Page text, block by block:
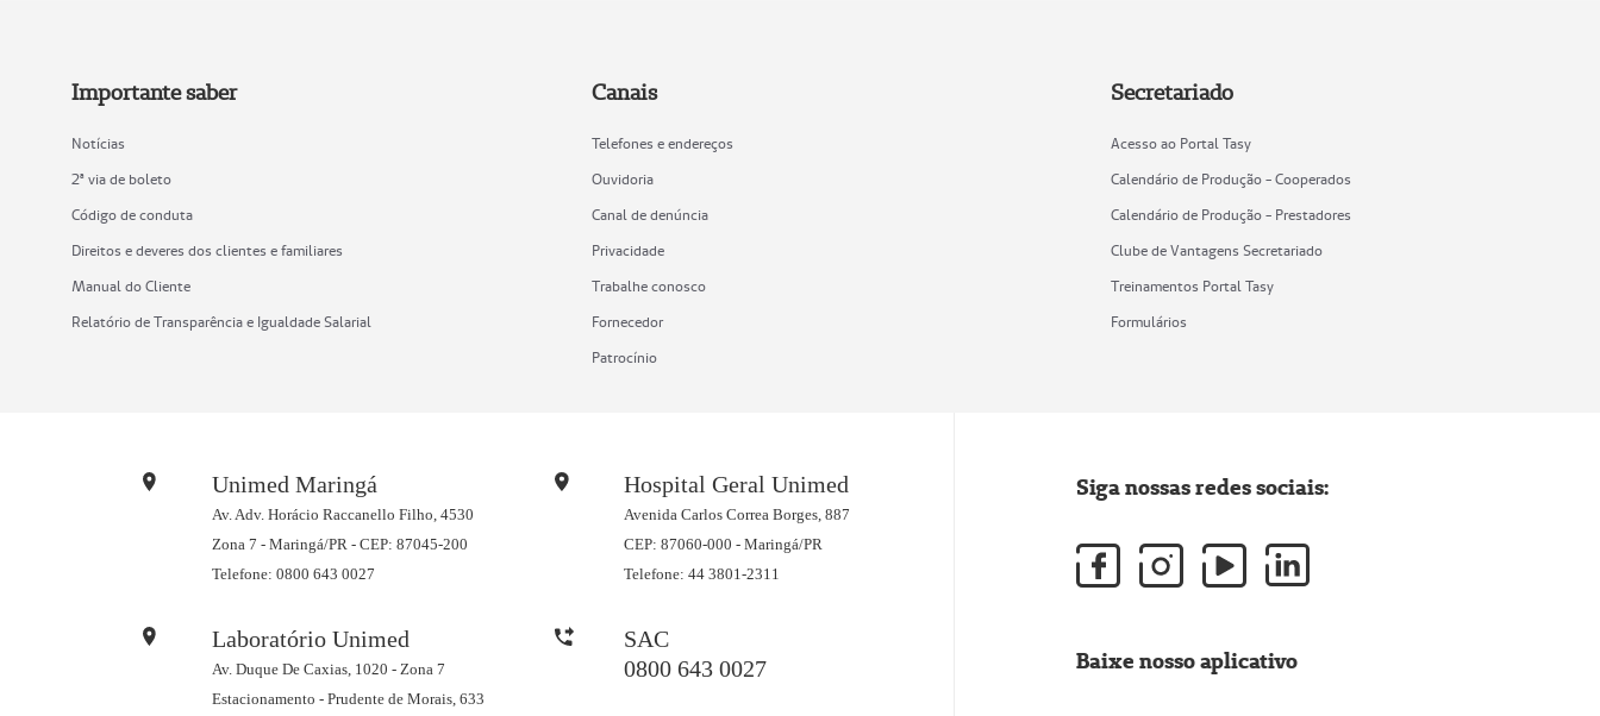
Importante saber
Notícias
2ª via de boleto
Código de conduta
Direitos e deveres dos clientes e familiares
Manual do Cliente
Relatório de Transparência e Igualdade Salarial
Canais
Telefones e endereços
Ouvidoria
Canal de denúncia
Privacidade
Trabalhe conosco
Fornecedor
Patrocínio
Secretariado
Acesso ao Portal Tasy
Calendário de Produção - Cooperados
Calendário de Produção - Prestadores
Clube de Vantagens Secretariado
Treinamentos Portal Tasy
Formulários
Unimed Maringá
Av. Adv. Horácio Raccanello Filho, 4530
Zona 7 - Maringá/PR - CEP: 87045-200
Telefone: 0800 643 0027
Hospital Geral Unimed
Avenida Carlos Correa Borges, 887
CEP: 87060-000 - Maringá/PR
Telefone: 44 3801-2311
Laboratório Unimed
Av. Duque De Caxias, 1020 - Zona 7
Estacionamento - Prudente de Morais, 633
SAC
0800 643 0027
Siga nossas redes sociais:
Baixe nosso aplicativo